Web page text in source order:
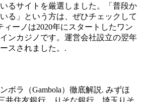
るサイトを厳選しました。「普段か
る」という方は、ぜひチェックして
ィーノは2020年にスタートしたワン
ンカジノです。運営会社設立の翌年
スされました。.
ボラ（Gambola）徹底解説. みずほ